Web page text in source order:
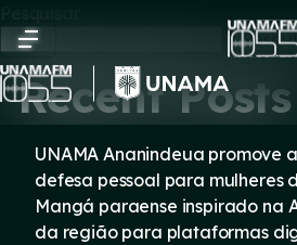
content
Pesquisar
Recent Posts
UNAMA Ananindeua promove
defesa pessoal para mulheres
Mangá paraense inspirado na
da região para plataformas